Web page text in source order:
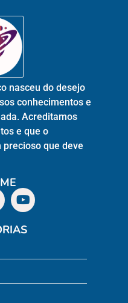
nasceu do desejo
conhecimentos e
Acreditamos
e que o
que deve